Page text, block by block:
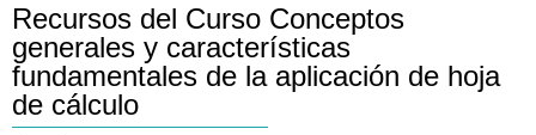
Recursos del Curso Conceptos
generales y características
fundamentales de la aplicación de hoja
de cálculo